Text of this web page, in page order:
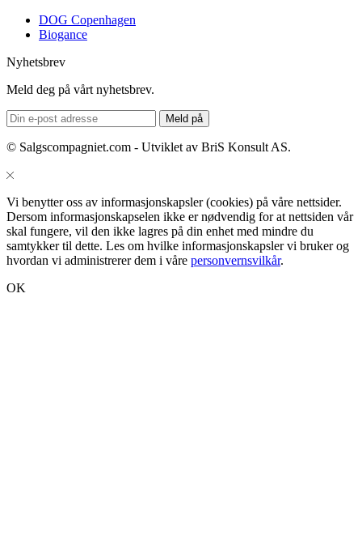
DOG Copenhagen
Biogance
Nyhetsbrev
Meld deg på vårt nyhetsbrev.
© Salgscompagniet.com - Utviklet av BriS Konsult AS.
Vi benytter oss av informasjonskapsler (cookies) på våre nettsider.
Dersom informasjonskapselen ikke er nødvendig for at nettsiden vår
skal fungere, vil den ikke lagres på din enhet med mindre du
samtykker til dette. Les om hvilke informasjonskapsler vi bruker og
hvordan vi administrerer dem i våre personvernsvilkår.
OK